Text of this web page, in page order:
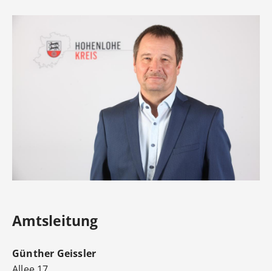
Amtsleitung
Günther Geissler